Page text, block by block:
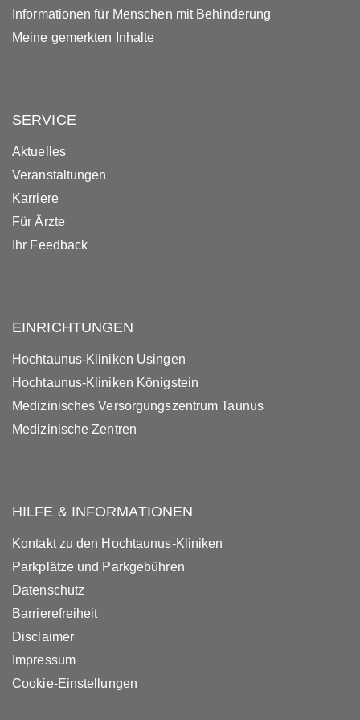
Informationen für Menschen mit Behinderung
Meine gemerkten Inhalte
SERVICE
Aktuelles
Veranstaltungen
Karriere
Für Ärzte
Ihr Feedback
EINRICHTUNGEN
Hochtaunus-Kliniken Usingen
Hochtaunus-Kliniken Königstein
Medizinisches Versorgungszentrum Taunus
Medizinische Zentren
HILFE & INFORMATIONEN
Kontakt zu den Hochtaunus-Kliniken
Parkplätze und Parkgebühren
Datenschutz
Barrierefreiheit
Disclaimer
Impressum
Cookie-Einstellungen